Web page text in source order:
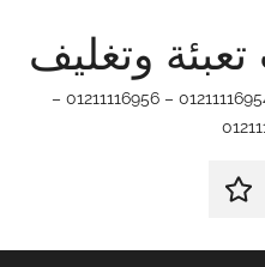
وتغليف
اسعار ماكينات التعبئة والتغليف 01211116954 – 01211116956 –
اتـصـل
في